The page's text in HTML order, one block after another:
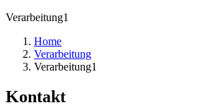
Verarbeitung1
Home
Verarbeitung
Verarbeitung1
Kontakt